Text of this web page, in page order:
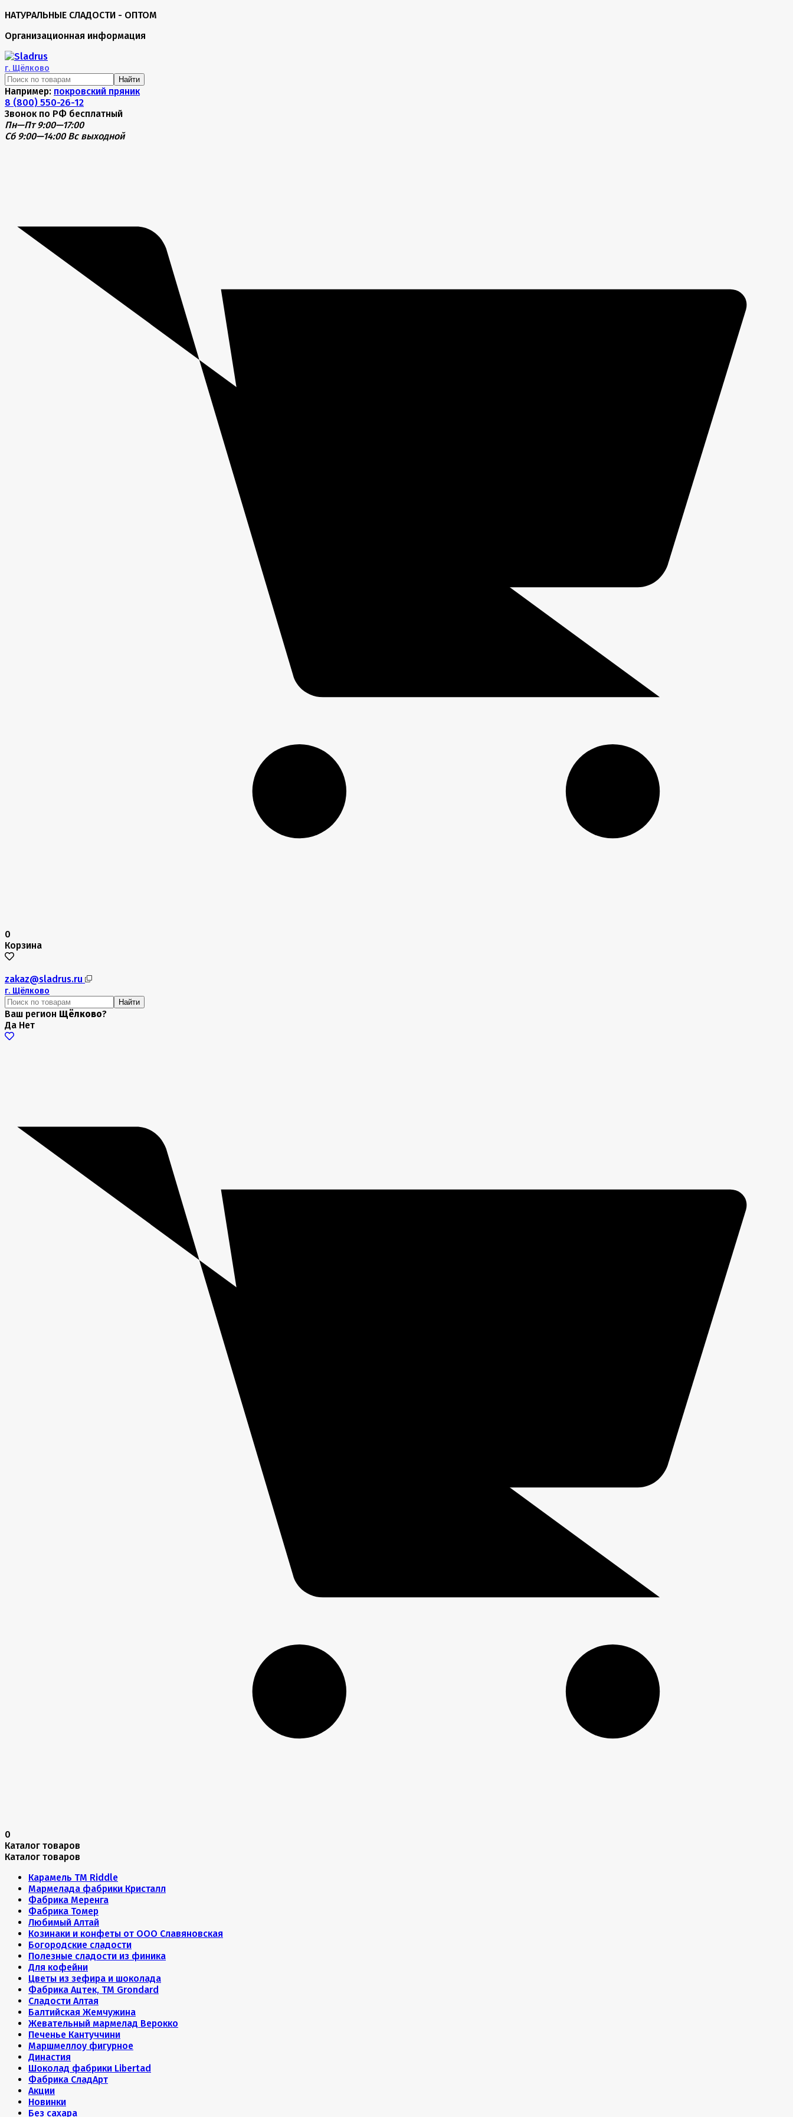
НАТУРАЛЬНЫЕ СЛАДОСТИ - ОПТОМ
Организационная информация
г. Щёлково
Найти
Например: покровский пряник
8 (800) 550-26-12
Звонок по РФ бесплатный
Пн—Пт 9:00—17:00
Сб 9:00—14:00 Вс выходной
0
Корзина
zakaz@sladrus.ru
г. Щёлково
Найти
Ваш регион Щёлково?
Да Нет
0
Каталог товаров
Каталог товаров
Карамель ТМ Riddle
Мармелада фабрики Кристалл
Фабрика Меренга
Фабрика Томер
Любимый Алтай
Козинаки и конфеты от ООО Славяновская
Богородские сладости
Полезные сладости из финика
Для кофейни
Цветы из зефира и шоколада
Фабрика Ацтек, ТМ Grondard
Сладости Алтая
Балтийская Жемчужина
Жевательный мармелад Верокко
Печенье Кантуччини
Маршмеллоу фигурное
Династия
Шоколад фабрики Libertad
Фабрика СладАрт
Акции
Новинки
Без сахара